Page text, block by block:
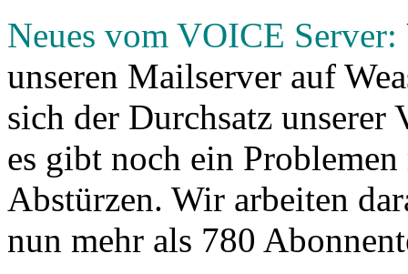
Neues vom VOICE Server:
unseren Mailserver auf
sich der Durchsatz unserer
es gibt noch ein
Abstürzen. Wir arbeiten
nun mehr als 780